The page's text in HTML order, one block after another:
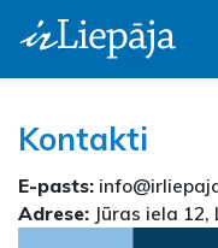
Kontakti
E-pasts:
Adrese: Jūras iela